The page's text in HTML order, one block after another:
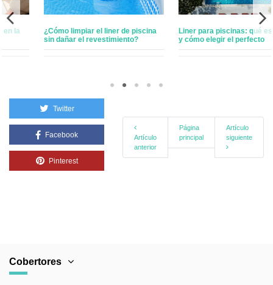
Liner para piscinas: qué es, tipos
y cómo elegir el perfecto
Los problemas más comunes en
piscinas de liner
Twitter
Facebook
Pinterest
Artículo
anterior
Página
principal
Artículo
siguiente
Cobertores